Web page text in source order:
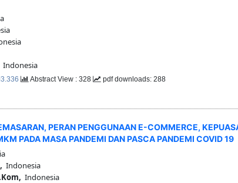
Indonesia
Abstract View : 328 pdf downloads: 288
PERAN PENGGUNAAN E-COMMERCE,
PADA MASA PANDEMI DAN PASCA PANDEMI COVID 19
Indonesia
Indonesia